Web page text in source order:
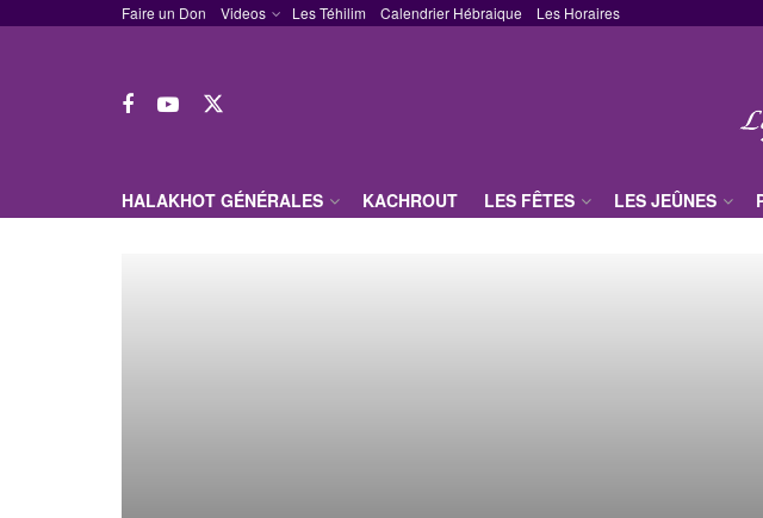
Faire un Don Videos Les Téhilim Calendrier Hébraique Les Horaires
HALAKHOT GÉNÉRALES KACHROUT LES FÊTES LES JEÛNES